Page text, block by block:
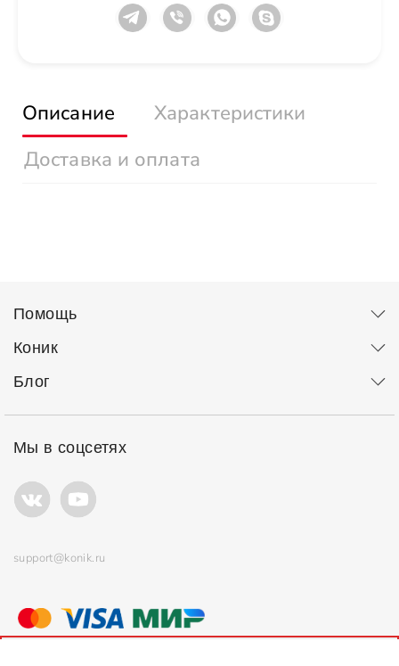
Описание
Характеристики
Доставка и оплата
Помощь
Коник
Блог
Мы в соцсетях
support@konik.ru